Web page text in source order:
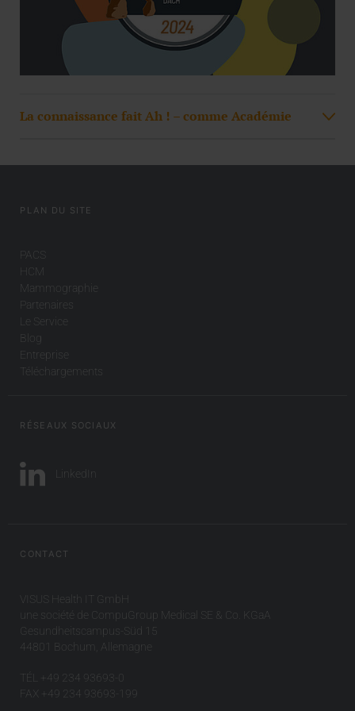
La connaissance fait Ah ! – comme Académie
PLAN DU SITE
PACS
HCM
Mammographie
Partenaires
Le Service
Blog
Entreprise
Téléchargements
RÉSEAUX SOCIAUX
LinkedIn
CONTACT
VISUS Health IT GmbH
une société de CompuGroup Medical SE & Co. KGaA
Gesundheitscampus-Süd 15
44801 Bochum, Allemagne
TÉL +49 234 93693-0
FAX +49 234 93693-199